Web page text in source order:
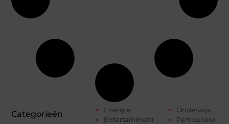
Categorieën
Energie
Entertainment
Onderwijs
Particuliere